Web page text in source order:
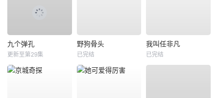
九个弹孔
更新至第29集
野狗骨头
已完结
我叫任非凡
已完结